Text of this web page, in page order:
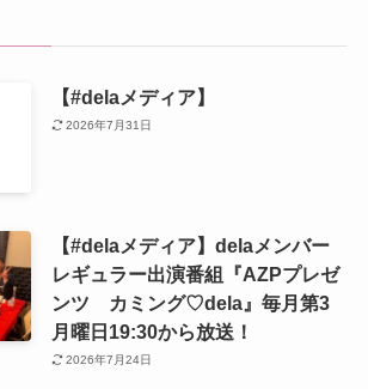
【#delaメディア】
2026年7月31日
【#delaメディア】delaメンバー
レギュラー出演番組『AZPプレゼ
ンツ カミング♡dela』毎月第3
月曜日19:30から放送！
2026年7月24日